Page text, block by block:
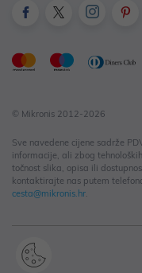
© Mikronis 2012-2026
Sve navedene cijene sadrže
informacije, ali zbog
točnost slika, opisa ili
kontaktirajte nas putem
cesta@mikronis.hr.